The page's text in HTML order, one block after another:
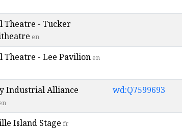
Theatre - Tucker
en
Theatre - Lee Pavilionen
Industrial Alliance
wd:Q7599693
Island Stage fr